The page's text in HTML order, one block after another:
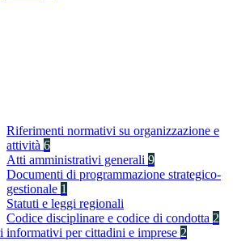
Riferimenti normativi su organizzazione e
attività 6
Atti amministrativi generali 9
Documenti di programmazione strategico-
gestionale 1
Statuti e leggi regionali
Codice disciplinare e codice di condotta 2
informativi per cittadini e imprese 2